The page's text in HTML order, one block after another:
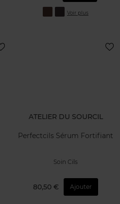
Voir plus
ATELIER DU SOURCIL
Perfectcils Sérum Fortifiant
Soin Cils
80,50 € Ajouter